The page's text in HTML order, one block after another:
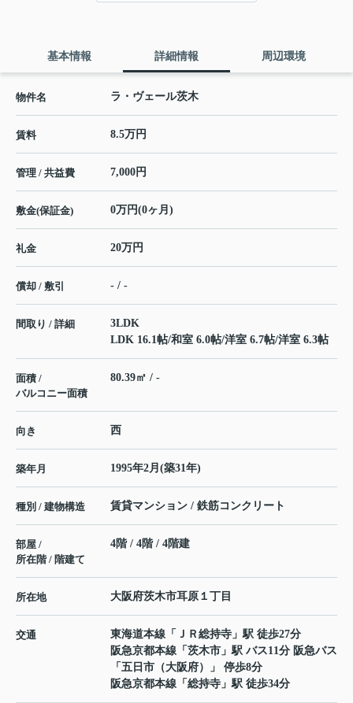
基本情報 詳細情報 周辺環境
物件名 ラ・ヴェール茨木
賃料 8.5万円
管理 / 共益費 7,000円
敷金(保証金) 0万円(0ヶ月)
礼金 20万円
償却 / 敷引 - / -
間取り / 詳細
3LDK
LDK 16.1帖/和室 6.0帖/洋室 6.7帖/洋室 6.3帖
面積 /
バルコニー面積
80.39㎡ / -
向き 西
築年月 1995年2月(築31年)
種別 / 建物構造 賃貸マンション / 鉄筋コンクリート
部屋 /
所在階 / 階建て
4階 / 4階 / 4階建
所在地 大阪府茨木市耳原 １丁目
交通 東海道本線 「 ＪＲ総持寺 」駅 徒歩27分
阪急京都本線 「 茨木市 」駅 バス11分 阪急バス
「五日市（大阪府）」 停歩8分
阪急京都本線 「 総持寺 」駅 徒歩34分